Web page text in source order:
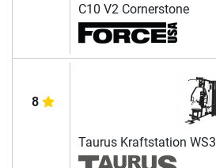
C10 V2 Cornerstone
8
Taurus Kraftstation WS3